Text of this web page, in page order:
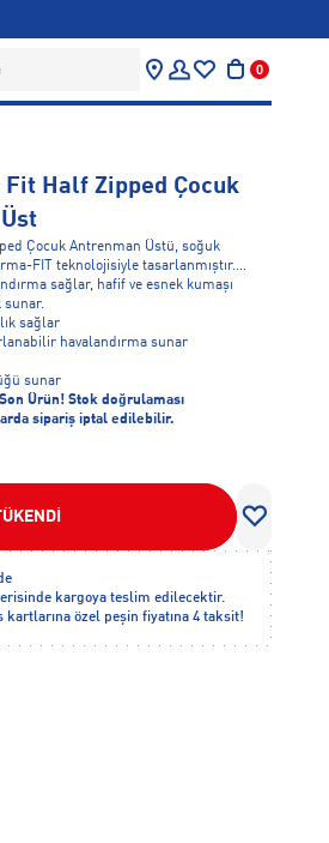
0
Half Zipped Çocuk
Çocuk Antrenman Üstü, soğuk
FIT teknolojisiyle tasarlanmıştır.
sağlar, hafif ve esnek kumaşı
sunar.
sağlar
havalandırma sunar
sunar
Son Ürün! Stok doğrulaması
sipariş iptal edilebilir.
kargoya teslim edilecektir.
kartlarına özel peşin fiyatına 4 taksit!